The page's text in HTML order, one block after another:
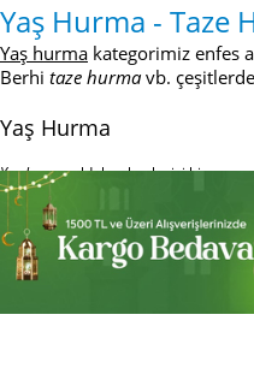
Yaş Hurma - Taze
Yaş hurma kategorimiz enfes
Berhi taze hurmavb.
Yaş Hurma
Yaş hurmaoldukça besleyici bir
ve antioksidanlar bulunmaktadır.
tercih edilen
yaş hurma , farklı
Yaş Hurma Fiyatları
, ürünün mahsül